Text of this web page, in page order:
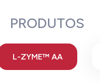
PRODUTOS
L-ZYME™ AA